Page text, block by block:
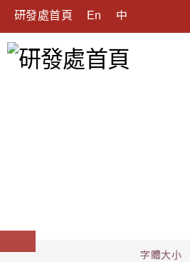
研發處首頁 En 中
字體大小